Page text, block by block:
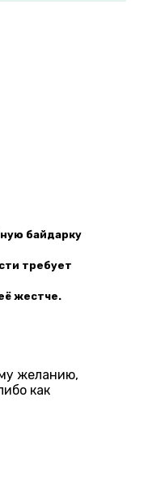
байдарку
требует
жестче.
желанию,
как